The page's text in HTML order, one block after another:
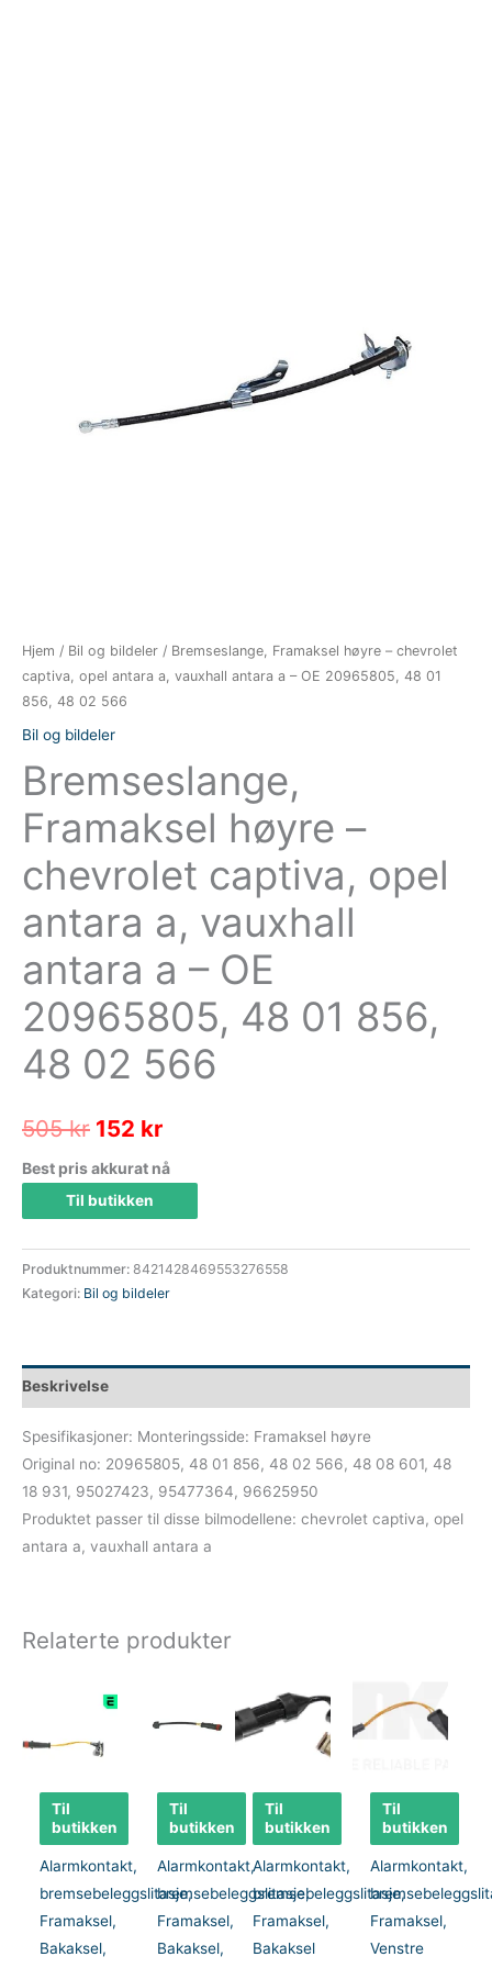
Hjem / Bil og bildeler / Bremseslange, Framaksel høyre – chevrolet
captiva, opel antara a, vauxhall antara a – OE 20965805, 48 01
856, 48 02 566
Bil og bildeler
Bremseslange,
Framaksel høyre –
chevrolet captiva, opel
antara a, vauxhall
antara a – OE
20965805, 48 01 856,
48 02 566
505kr Opprinnelig
pris
var:
505 kr.
152 krNåværende
pris
152 kr.
Best pris akkurat nå
Til butikken
Produktnummer: 8421428469553276558
Kategori: Bil og bildeler
Beskrivelse
Spesifikasjoner: Monteringsside: Framaksel høyre
Original no: 20965805, 48 01 856, 48 02 566, 48 08 601, 48
18 931, 95027423, 95477364, 96625950
Produktet passer til disse bilmodellene: chevrolet captiva, opel
antara a, vauxhall antara a
Relaterte produkter
Til
butikken
Alarmkontakt,
bremsebeleggslitasje,
Framaksel,
Bakaksel,
Til
butikken
Alarmkontakt,
bremsebeleggslitasje,
Framaksel,
Bakaksel,
Til
butikken
Alarmkontakt,
bremsebeleggslitasje,
Framaksel,
Bakaksel
Til
butikken
Alarmkontakt,
Framaksel,
Venstre